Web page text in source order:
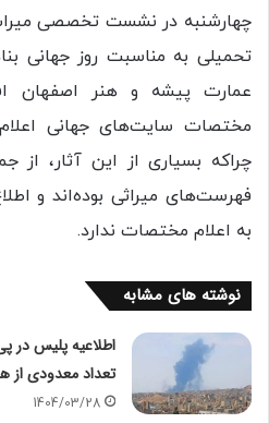
چهارشنبه در نشست تخصصی
تحمیلی به مناسبت روز جهانی
عمارت پیشه و هنر اصفهان
مختصات سایت‌های جهانی
چراکه بسیاری از این آثار،
فهرست‌های میراثی بوده‌اند و
به اعلام مختصات ندارد.
نوشته های مشابه
اطلاعیه پلیس در
تعداد معدودی از
1404/03/28